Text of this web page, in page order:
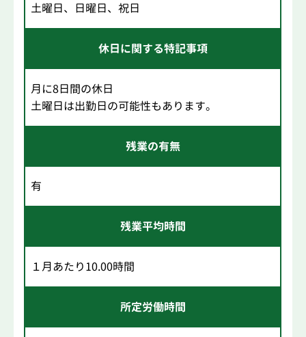
土曜日、日曜日、祝日
休日に関する特記事項
月に8日間の休日
土曜日は出勤日の可能性もあります。
残業の有無
有
残業平均時間
１月あたり10.00時間
所定労働時間